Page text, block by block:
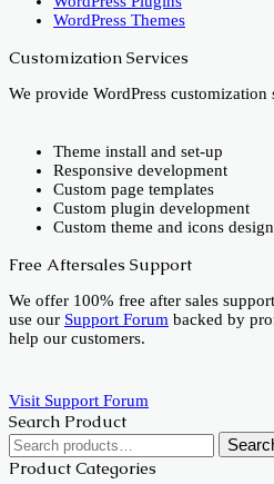
WordPress Themes
Customization Services
We provide WordPress
Theme install and set-up
Responsive development
Custom page templates
Custom plugin development
Custom theme and icons design
Free Aftersales Support
We offer 100% free after sales
use our Support Forum backed by
help our customers.
Visit Support Forum
Search Product
Search
for:
Product Categories